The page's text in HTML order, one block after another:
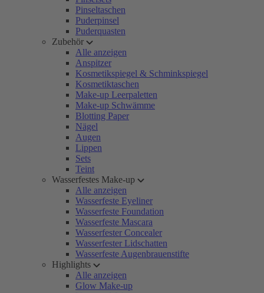
Pinseltaschen
Puderpinsel
Puderquasten
Zubehör
Alle anzeigen
Anspitzer
Kosmetikspiegel & Schminkspiegel
Kosmetiktaschen
Make-up Leerpaletten
Make-up Schwämme
Blotting Paper
Nägel
Augen
Lippen
Sets
Teint
Wasserfestes Make-up
Alle anzeigen
Wasserfeste Eyeliner
Wasserfeste Foundation
Wasserfeste Mascara
Wasserfester Concealer
Wasserfester Lidschatten
Wasserfeste Augenbrauenstifte
Highlights
Alle anzeigen
Glow Make-up